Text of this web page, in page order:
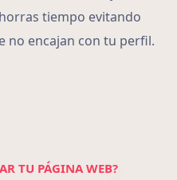
tiempo evitando
no encajan con tu perfil.
TU PÁGINA WEB?